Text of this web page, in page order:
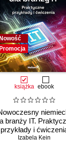
Nowość
Promocja
książka ebook
branży IT.
przykłady i
Izabela Kein